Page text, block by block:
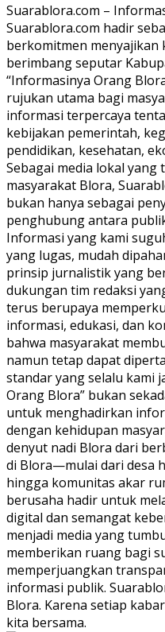
Suarablora.com –
Suarablora.com hadir
berkomitmen
berimbang seputar
“Informasinya Orang
rujukan utama bagi
informasi terpercaya
kebijakan pemerintah,
pendidikan, kesehatan,
Sebagai media lokal
masyarakat Blora,
bukan hanya sebagai
penghubung antara
Informasi yang kami
yang lugas, mudah
prinsip jurnalistik yang
dukungan tim redaksi
terus berupaya
informasi, edukasi, dan
bahwa masyarakat
namun tetap dapat
standar yang selalu kami
Orang Blora” bukan
untuk menghadirkan
dengan kehidupan
denyut nadi Blora dari
di Blora—mulai dari desa
hingga komunitas akar
berusaha hadir untuk
digital dan semangat
menjadi media yang
memberikan ruang bagi
memperjuangkan
informasi publik.
Blora. Karena setiap
kita bersama.